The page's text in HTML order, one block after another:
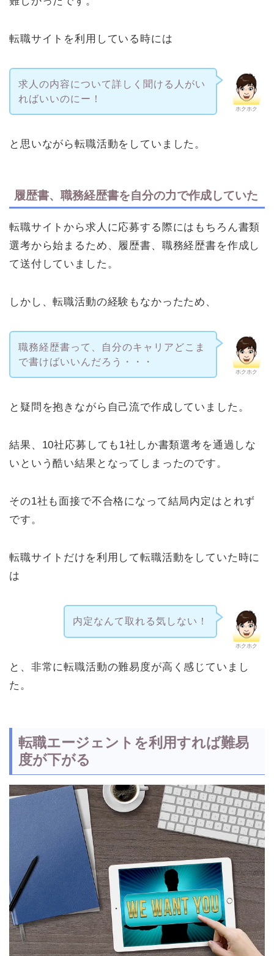
転職サイトを利用している時には
ホクホク
求人の内容について詳しく聞ける人がい
ればいいのにー！
と思いながら転職活動をしていました。
履歴書、職務経歴書を自分の力で作成していた
転職サイトから求人に応募する際にはもちろん書類
選考から始まるため、履歴書、職務経歴書を作成し
て送付していました。
しかし、転職活動の経験もなかったため、
ホクホク
職務経歴書って、自分のキャリアどこま
で書けばいいんだろう・・・
と疑問を抱きながら自己流で作成していました。
結果、10社応募しても1社しか書類選考を通過しな
いという酷い結果となってしまったのです。
その1社も面接で不合格になって結局内定はとれず
です。
転職サイトだけを利用して転職活動をしていた時に
は
ホクホク
内定なんて取れる気しない！
と、非常に転職活動の難易度が高く感じていまし
た。
転職エージェントを利用すれば難易
度が下がる